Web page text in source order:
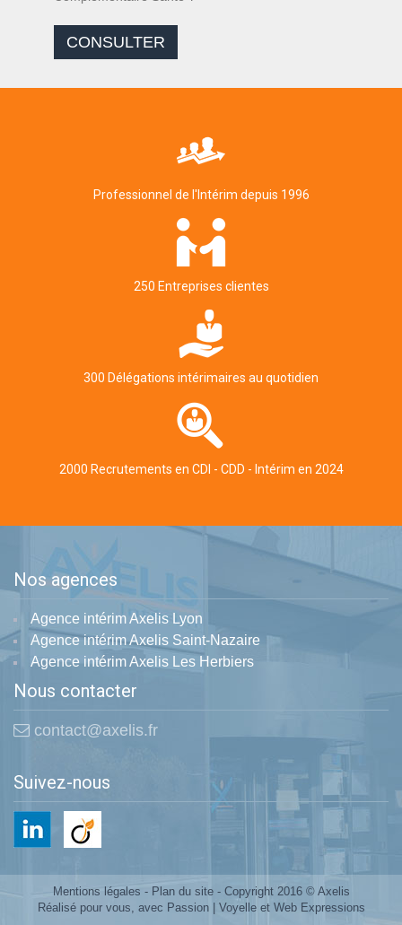
CONSULTER
Professionnel de l'Intérim depuis 1996
250 Entreprises clientes
300 Délégations intérimaires au quotidien
2000 Recrutements en CDI - CDD - Intérim en 2024
Nos agences
Agence intérim Axelis Lyon
Agence intérim Axelis Saint-Nazaire
Agence intérim Axelis Les Herbiers
Nous contacter
contact@axelis.fr
Suivez-nous
Mentions légales - Plan du site- Copyright 2016 © Axelis
Réalisé pour vous, avec Passion | Voyelleet Web Expressions